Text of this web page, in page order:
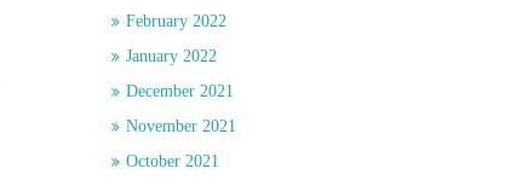
February 2022
January 2022
December 2021
November 2021
October 2021